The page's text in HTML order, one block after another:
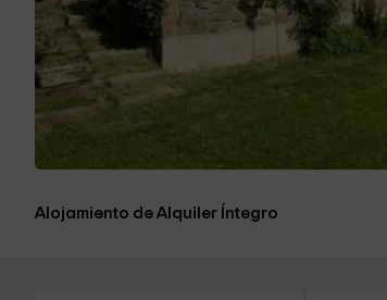
Alojamiento de Alquiler Íntegro